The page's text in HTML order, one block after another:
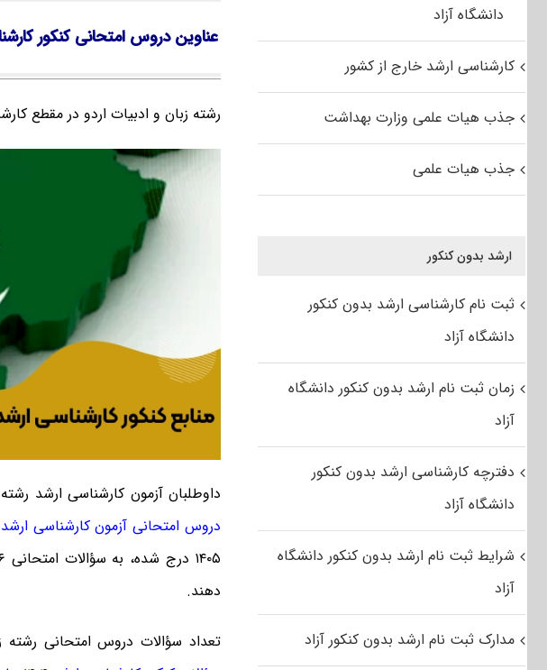
عناوین دروس امتحانی کنکور
رشته زبان و ادبیات اردو در مقطع
داوطلبان آزمون کارشناسی ارشد
دروس امتحانی آزمون کارشناسی ارشد
دهند.
تعداد سؤالات دروس امتحانی رشته
دانشگاه آزاد
کارشناسی ارشد خارج از کشور
جذب هیات علمی وزارت بهداشت
جذب هیات علمی
ارشد بدون کنکور
ثبت نام کارشناسی ارشد بدون کنکور
دانشگاه آزاد
زمان ثبت نام ارشد بدون کنکور دانشگاه
آزاد
دفترچه کارشناسی ارشد بدون کنکور
دانشگاه آزاد
شرایط ثبت نام ارشد بدون کنکور دانشگاه
آزاد
مدارک ثبت نام ارشد بدون کنکور آزاد